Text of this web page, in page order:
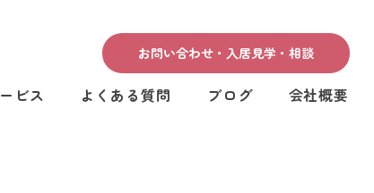
お問い合わせ・入居見学・相談
ビス よくある質問 ブログ 会社概要